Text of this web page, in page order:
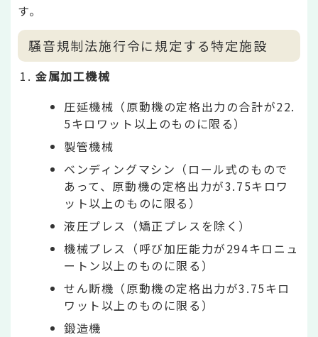
す。
騒音規制法施行令に規定する特定施設
金属加工機械
圧延機械（原動機の定格出力の合計が22.
5キロワット以上のものに限る）
製管機械
ベンディングマシン（ロール式のもので
あって、原動機の定格出力が3.75キロワ
ット以上のものに限る）
液圧プレス（矯正プレスを除く）
機械プレス（呼び加圧能力が294キロニュ
ートン以上のものに限る）
せん断機（原動機の定格出力が3.75キロ
ワット以上のものに限る）
鍛造機